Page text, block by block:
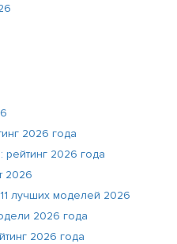
2026 года
2026 года
2026
лучших моделей 2026
2026 года
2026 года